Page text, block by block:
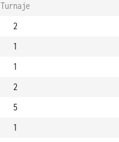
Turnaje
2
1
1
2
5
1